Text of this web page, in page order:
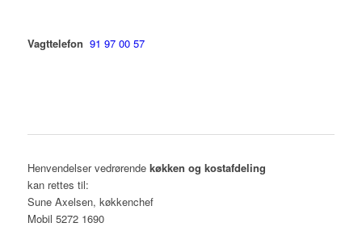
Vagttelefon 91 97 00 57
Henvendelser vedrørende køkken og kostafdeling
kan rettes til:
Sune Axelsen, køkkenchef
Mobil 5272 1690